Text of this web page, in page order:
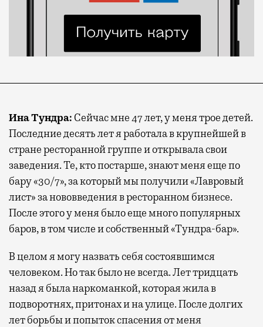
Ина Тундра: Сейчас мне 47 лет, у меня трое детей.
Последние десять лет я работала в крупнейшей в
стране ресторанной группе и открывала свои
заведения. Те, кто постарше, знают меня еще по
бару «30/7», за который мы получили «Лавровый
лист» за нововведения в ресторанном бизнесе.
После этого у меня было еще много популярных
баров, в том числе и собственный «Тундра-бар».
В целом я могу назвать себя состоявшимся
человеком. Но так было не всегда. Лет тридцать
назад я была наркоманкой, которая жила в
подворотнях, притонах и на улице. После долгих
лет борьбы и попыток спасения от меня